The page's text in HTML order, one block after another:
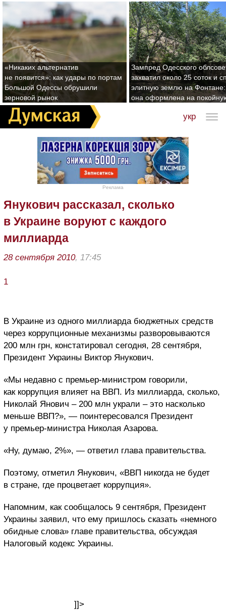
«Никаких альтернатив
не появится»: как удары по портам
Большой Одессы обрушили
зерновой рынок
Зампред Одесского
захватил около 25 соток и
элитную землю на Фонтане:
она оформлена на
укр
Реклама
Янукович рассказал, сколько
в Украине воруют с каждого
миллиарда
28 сентября 2010, 17:45
1
В Украине из одного миллиарда бюджетных средств
через коррупционные механизмы разворовываются
200 млн грн, констатировал сегодня, 28 сентября,
Президент Украины Виктор Янукович.
«Мы недавно с премьер-министром говорили,
как коррупция влияет на ВВП. Из миллиарда, сколько,
Николай Янович – 200 млн украли – это насколько
меньше ВВП?», — поинтересовался Президент
у премьер-министра Николая Азарова.
«Ну, думаю, 2%», — ответил глава правительства.
Поэтому, отметил Янукович, «ВВП никогда не будет
в стране, где процветает коррупция».
Напомним, как сообщалось 9 сентября, Президент
Украины заявил, что ему пришлось сказать «немного
обидные слова» главе правительства, обсуждая
Налоговый кодекс Украины.
]]>